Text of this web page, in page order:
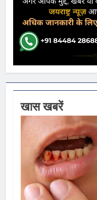
खास खबरें